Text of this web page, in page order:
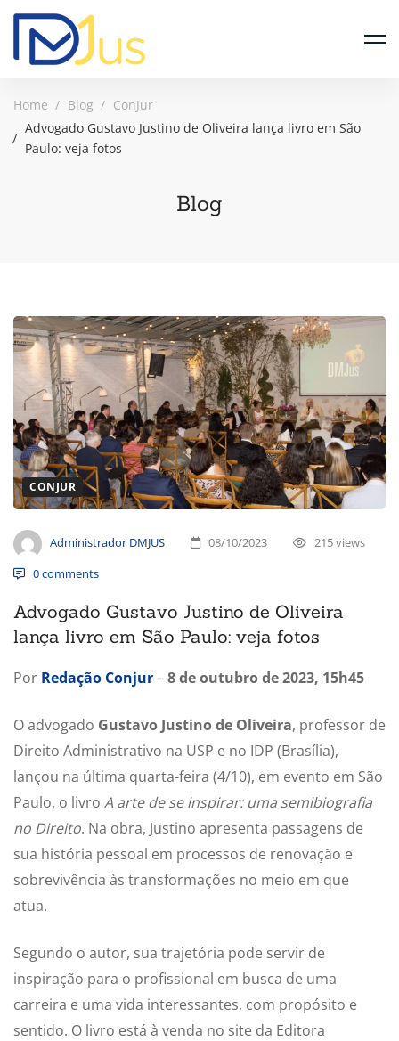
Home Blog
ConJur
Advogado Gustavo Justino de Oliveira lança livro em São
Paulo: veja fotos
Blog
CONJUR
Administrador DMJUS 08/10/2023
215 views
0 comments
Advogado Gustavo Justino de Oliveira
lança livro em São Paulo: veja fotos
Por Redação Conjur–8 de outubro de 2023, 15h45
O advogado Gustavo Justino de Oliveira, professor de
Direito Administrativo na USP e no IDP (Brasília),
lançou na última quarta-feira (4/10), em evento em São
Paulo, o livro A arte de se inspirar: uma semibiografia
no Direito. Na obra, Justino apresenta passagens de
sua história pessoal em processos de renovação e
sobrevivência às transformações no meio em que
atua.
Segundo o autor, sua trajetória pode servir de
inspiração para o profissional em busca de uma
carreira e uma vida interessantes, com propósito e
sentido. O livro está à venda no site da Editora